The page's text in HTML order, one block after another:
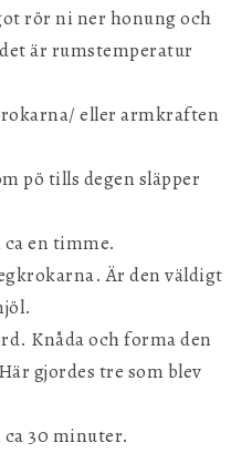
rör ni ner honung och
är rumstemperatur
eller armkraften
pö tills degen släpper
ca en timme.
Är den väldigt
Knåda och forma den
gjordes tre som blev
ca 30 minuter.